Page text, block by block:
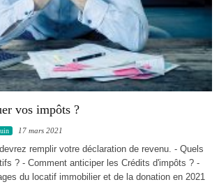
vos impôts ?
17 mars 2021
remplir votre déclaration de revenu. - Quels
? - Comment anticiper les Crédits d'impôts ? -
du locatif immobilier et de la donation en 2021